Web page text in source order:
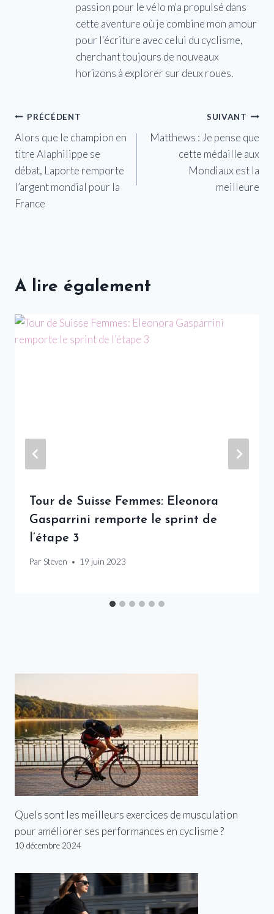
passion pour le vélo m'a propulsé dans
cette aventure où je combine mon amour
pour l'écriture avec celui du cyclisme,
cherchant toujours de nouveaux
horizons à explorer sur deux roues.
Navigation
de
l’article
PRÉCÉDENT
Alors que le champion en
titre Alaphilippe se
débat, Laporte remporte
l’argent mondial pour la
France
SUIVANT
​​Matthews : Je pense que
cette médaille aux
Mondiaux est la
meilleure
A lire également
Tour de Suisse Femmes: Eleonora
Gasparrini remporte le sprint de
l’étape 3
Par Steven 19 juin 2023
Quels sont les meilleurs exercices de musculation
pour améliorer ses performances en cyclisme ?
10 décembre 2024